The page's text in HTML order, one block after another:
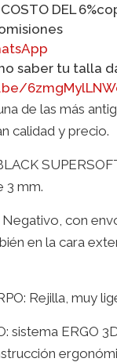
DEL
saber tu talla
de las más
calidad y precio.
3 mm.
con
en la cara
Rejilla, muy
sistema ERGO